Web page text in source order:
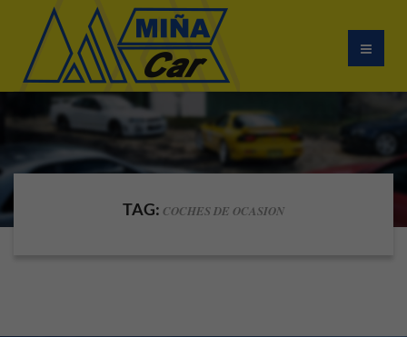
TAG: COCHES DE OCASION